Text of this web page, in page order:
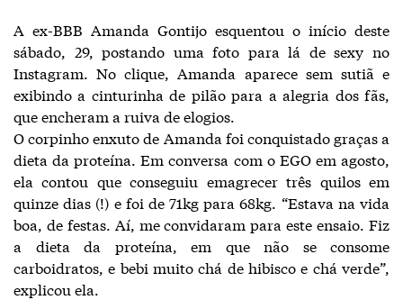
A ex-BBB Amanda Gontijo esquentou o início deste
sábado, 29, postando uma foto para lá de sexy no
Instagram. No clique, Amanda aparece sem sutiã e
exibindo a cinturinha de pilão para a alegria dos fãs,
que encheram a ruiva de elogios.
O corpinho enxuto de Amanda foi conquistado graças a
dieta da proteína. Em conversa com o EGO em agosto,
ela contou que conseguiu emagrecer três quilos em
quinze dias (!) e foi de 71kg para 68kg. “Estava na vida
boa, de festas. Aí, me convidaram para este ensaio. Fiz
a dieta da proteína, em que não se consome
carboidratos, e bebi muito chá de hibisco e chá verde”,
explicou ela.